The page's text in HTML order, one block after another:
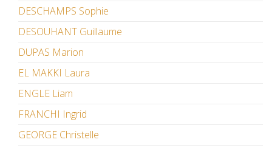
DESCHAMPS Sophie
DESOUHANT Guillaume
DUPAS Marion
EL MAKKI Laura
ENGLE Liam
FRANCHI Ingrid
GEORGE Christelle